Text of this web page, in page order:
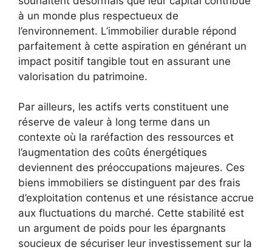
à un monde plus respectueux de
l’environnement. L’immobilier durable répond
parfaitement à cette aspiration en générant un
impact positif tangible tout en assurant une
valorisation du patrimoine.
Par ailleurs, les actifs verts constituent une
réserve de valeur à long terme dans un
contexte où la raréfaction des ressources et
l’augmentation des coûts énergétiques
deviennent des préoccupations majeures. Ces
biens immobiliers se distinguent par des frais
d’exploitation contenus et une résistance accrue
aux fluctuations du marché. Cette stabilité est
un argument de poids pour les épargnants
soucieux de sécuriser leur investissement sur la